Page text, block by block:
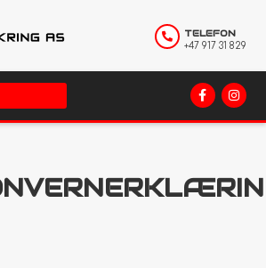
TELEFON
+47 917 31 829